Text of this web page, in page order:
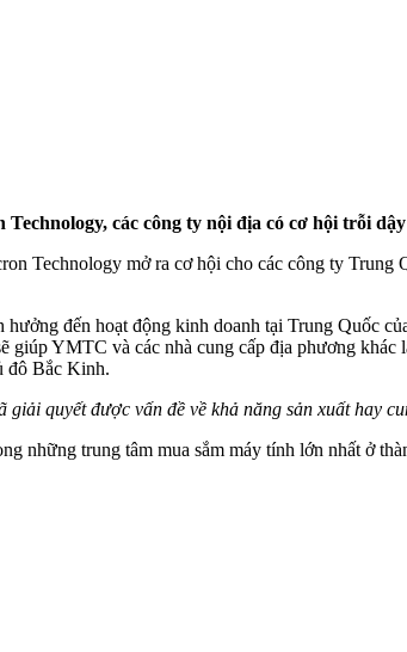
các công ty nội địa có cơ hội trỗi dậy
Technology mở ra cơ hội cho các công ty
đến hoạt động kinh doanh tại Trung Quốc
giúp YMTC và các nhà cung cấp địa phương
đô Bắc Kinh.
quyết được vấn đề về khả năng sản xuất hay
những trung tâm mua sắm máy tính lớn nhất ở